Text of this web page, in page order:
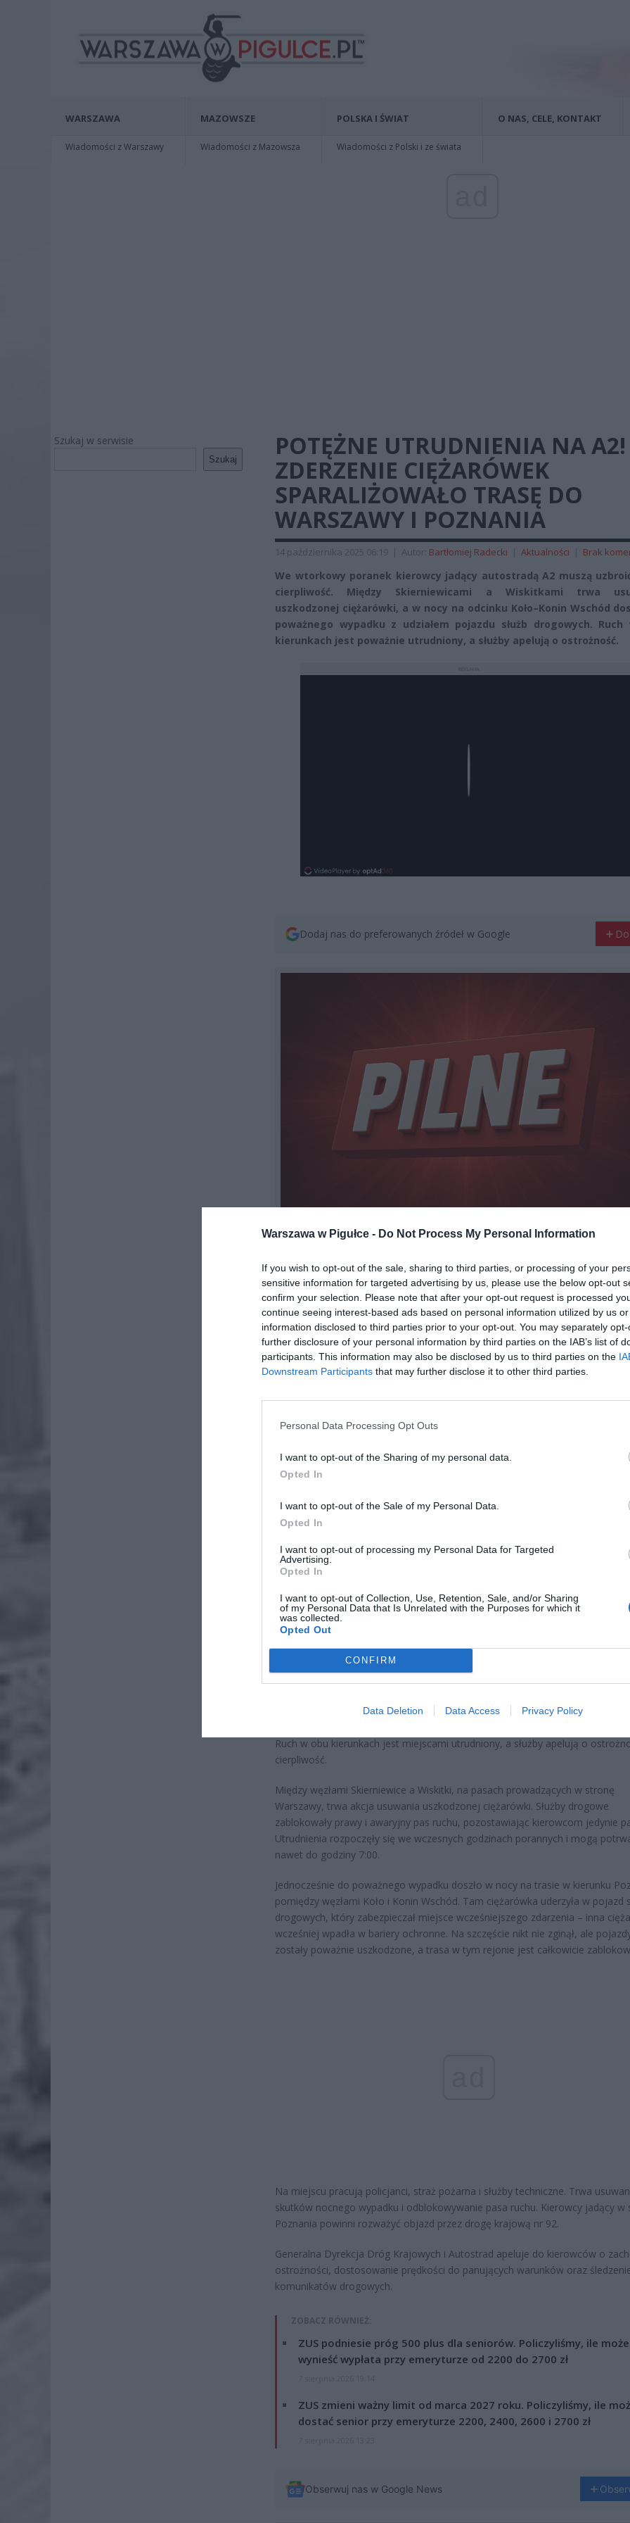
Warszawa w Pigułce - Do Not Process My Personal Information
If you wish to opt-out of the sale, sharing to third parties, or processing of your
sensitive information for targeted advertising by us, please use the below opt-out
confirm your selection. Please note that after your opt-out request is processed
continue seeing interest-based ads based on personal information utilized by us
information disclosed to third parties prior to your opt-out. You may separately
further disclosure of your personal information by third parties on the IAB’s list of
participants. This information may also be disclosed by us to third parties on the
Downstream Participants that may further disclose it to other third parties.
Personal Data Processing Opt Outs
I want to opt-out of the Sharing of my personal data.
Opted In
I want to opt-out of the Sale of my Personal Data.
Opted In
I want to opt-out of processing my Personal Data for Targeted
Advertising.
Opted In
I want to opt-out of Collection, Use, Retention, Sale, and/or Sharing
of my Personal Data that Is Unrelated with the Purposes for which it
was collected.
Opted Out
CONFIRM
Data Deletion Data Access Privacy Policy
WARSZAWA
Wiadomości z Warszawy
MAZOWSZE
Wiadomości z Mazowsza
POLSKA I ŚWIAT
Wiadomości z Polski i ze świata
O NAS, CELE, KONTAKT
Szukaj w serwisie
Szukaj
POTĘŻNE UTRUDNIENIA NA A2!
ZDERZENIE CIĘŻARÓWEK
SPARALIŻOWAŁO TRASĘ DO
WARSZAWY I POZNANIA
14 października 2025 06:19 | Autor: Bartłomiej Radecki | Aktualności | Brak
We wtorkowy poranek kierowcy jadący autostradą A2 muszą
cierpliwość. Między Skierniewicami a Wiskitkami trwa
uszkodzonej ciężarówki, a w nocy na odcinku Koło–Konin Wschód
poważnego wypadku z udziałem pojazdu służb drogowych.
kierunkach jest poważnie utrudniony, a służby apelują o ostrożność.
Dodaj nas do preferowanych źródeł w Google
Uwaga kierowcy. Duże utrudnienia na autostradzie A2 – dwie
kolizje z udziałem ciężarówek
ZOBACZ RÓWNIEŻ:
26-letni obywatel Ukrainy zaatakował zakonnicę i zerwał jej
Teraz nastąpił zwrot w sprawie
rodziców dzieci do 3. roku życia
autostradą A2. Na dwóch odcinkach tej trasy – w województwie łódzkim i
Ruch w obu kierunkach jest miejscami utrudniony, a służby apelują o
cierpliwość.
Między węzłami Skierniewice a Wiskitki, na pasach prowadzących w stronę
Warszawy, trwa akcja usuwania uszkodzonej ciężarówki. Służby drogowe
zablokowały prawy i awaryjny pas ruchu, pozostawiając kierowcom jedynie
Utrudnienia rozpoczęły się we wczesnych godzinach porannych i mogą
nawet do godziny 7:00.
Jednocześnie do poważnego wypadku doszło w nocy na trasie w kierunku
pomiędzy węzłami Koło i Konin Wschód. Tam ciężarówka uderzyła w pojazd
drogowych, który zabezpieczał miejsce wcześniejszego zdarzenia – inna
wcześniej wpadła w bariery ochronne. Na szczęście nikt nie zginął, ale
zostały poważnie uszkodzone, a trasa w tym rejonie jest całkowicie
Na miejscu pracują policjanci, straż pożarna i służby techniczne. Trwa
skutków nocnego wypadku i odblokowywanie pasa ruchu. Kierowcy jadący w
Poznania powinni rozważyć objazd przez drogę krajową nr 92.
Generalna Dyrekcja Dróg Krajowych i Autostrad apeluje do kierowców o
ostrożności, dostosowanie prędkości do panujących warunków oraz
komunikatów drogowych.
ZOBACZ RÓWNIEŻ:
ZUS podniesie próg 500 plus dla seniorów. Policzyliśmy, ile może
wynieść wypłata przy emeryturze od 2200 do 2700 zł
ZUS zmieni ważny limit od marca 2027 roku. Policzyliśmy, ile
dostać senior przy emeryturze 2200, 2400, 2600 i 2700 zł
Obserwuj nas w Google News